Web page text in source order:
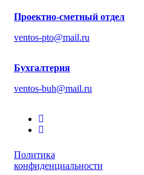
Проектно-сметный отдел
ventos-pto@mail.ru
Бухгалтерия
ventos-buh@mail.ru
Политика
конфиденциальности